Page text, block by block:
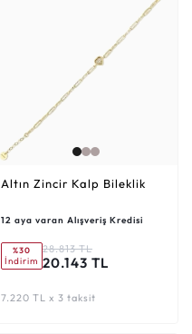
Altın Zincir Kalp Bileklik
12 aya varan Alışveriş Kredisi
%30
İndirim
28.813 TL
20.143 TL
7.220 TL x 3 taksit